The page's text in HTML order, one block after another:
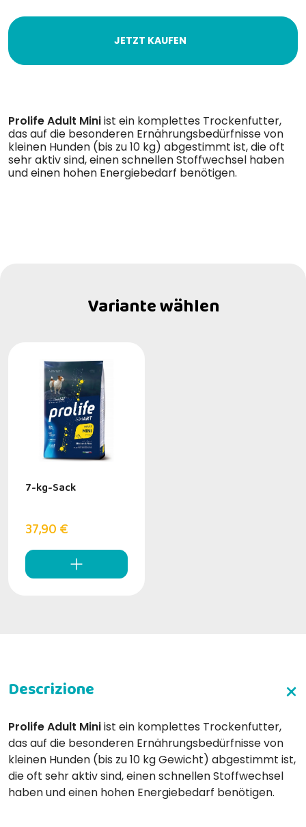
JETZT KAUFEN
Prolife Adult Miniist ein komplettes Trockenfutter,
das auf die besonderen Ernährungsbedürfnisse von
kleinen Hunden (bis zu 10 kg) abgestimmt ist, die oft
sehr aktiv sind, einen schnellen Stoffwechsel haben
und einen hohen Energiebedarf benötigen.
Variante wählen
7-kg-Sack
37,90 €
Prolife Adult Miniist ein komplettes Trockenfutter,
das auf die besonderen Ernährungsbedürfnisse von
kleinen Hunden (bis zu 10 kg Gewicht) abgestimmt ist,
die oft sehr aktiv sind, einen schnellen Stoffwechsel
haben und einen hohen Energiebedarf benötigen.